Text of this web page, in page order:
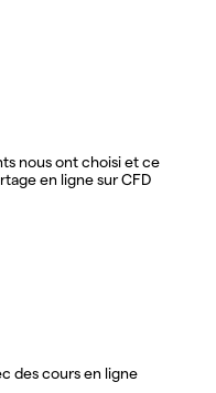
nous ont choisi et ce
en ligne sur CFD
des cours en ligne